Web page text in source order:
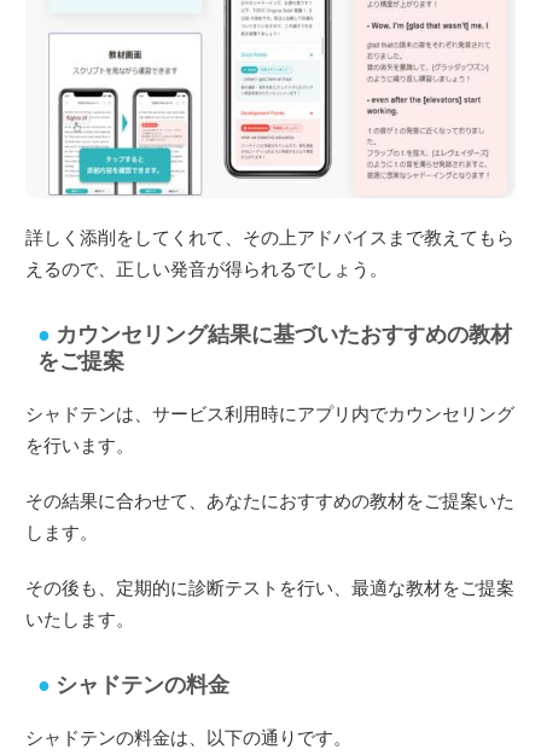
詳しく添削をしてくれて、その上アドバイスまで教えてもら
えるので、正しい発音が得られるでしょう。
カウンセリング結果に基づいたおすすめの教材
をご提案
シャドテンは、サービス利用時にアプリ内でカウンセリング
を行います。
その結果に合わせて、あなたにおすすめの教材をご提案いた
します。
その後も、定期的に診断テストを行い、最適な教材をご提案
いたします。
シャドテンの料金
シャドテンの料金は、以下の通りです。